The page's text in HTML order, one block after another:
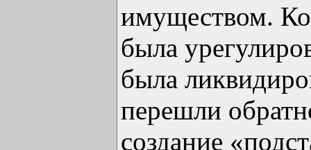
имуществом.
была
была
перешли
создание